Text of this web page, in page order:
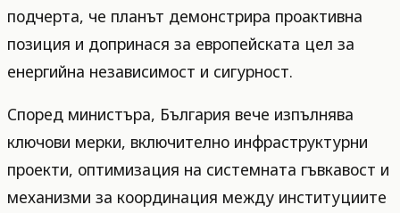
подчерта, че планът демонстрира проактивна
позиция и допринася за европейската цел за
енергийна независимост и сигурност.
Според министъра, България вече изпълнява
ключови мерки, включително инфраструктурни
проекти, оптимизация на системната гъвкавост и
механизми за координация между институциите